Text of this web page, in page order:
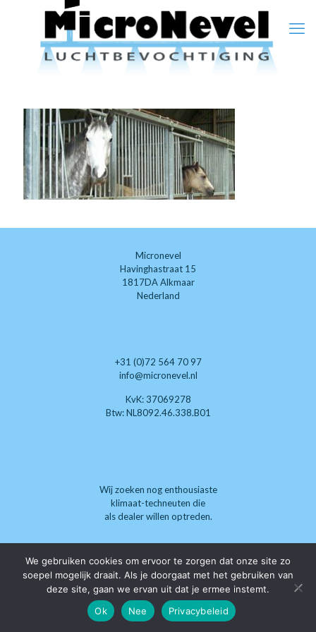
Micronevel
Havinghastraat 15
1817DA Alkmaar
Nederland
+31 (0)72 564 70 97
info@micronevel.nl
KvK: 37069278
Btw: NL8092.46.338.B01
Wij zoeken nog enthousiaste
klimaat-techneuten die
als dealer willen optreden.
We gebruiken cookies om ervoor te zorgen dat onze site zo
soepel mogelijk draait. Als je doorgaat met het gebruiken van
deze site, gaan we ervan uit dat je ermee instemt.
Ok
Nee Privacybeleid